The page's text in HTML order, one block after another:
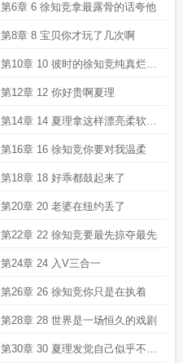
第6章 6 徐知竞拿最露骨的话夸他
第8章 8 宝贝你才玩了几次啊
第10章 10 彼时的徐知竞纯真烂漫
地
第12章 12 你好贵啊夏理
第14章 14 夏理拿这样漂亮柔软的
嘴
第16章 16 徐知竞你要对我温柔
第18章 18 好乖都鼓起来了
第20章 20 老婆在纽约丢了
第22章 22 徐知竞要最先掠夺最先
第24章 24 入V三合一
第26章 26 徐知竞你只是在执着
第28章 28 世界是一场恒久的戏剧
第30章 30 夏理发觉自己似乎不会